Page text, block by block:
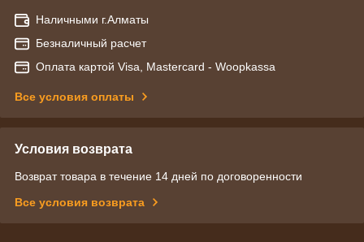
Наличными г.Алматы
Безналичный расчет
Оплата картой Visa, Mastercard - Woopkassa
Все условия оплаты
Условия возврата
Возврат товара в течение 14 дней по договоренности
Все условия возврата